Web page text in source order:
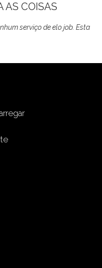
AS COISAS
serviço de elo job. Esta